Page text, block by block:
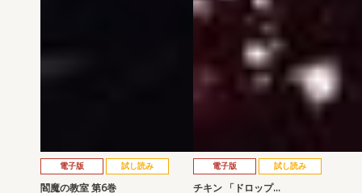
電子版 試し読み
閻魔の教室 第6巻
電子版 試し読み
チキン 「ドロップ…